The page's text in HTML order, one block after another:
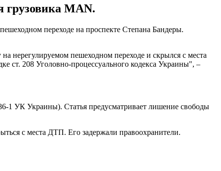
грузовика MAN.
переходе на проспекте Степана Бандеры.
нерегулируемом пешеходном переходе и скрылся с места
ст. 208 Уголовно-процессуального кодекса Украины", –
1 УК Украины). Статья предусматривает лишение свободы
с места ДТП. Его задержали правоохранители.